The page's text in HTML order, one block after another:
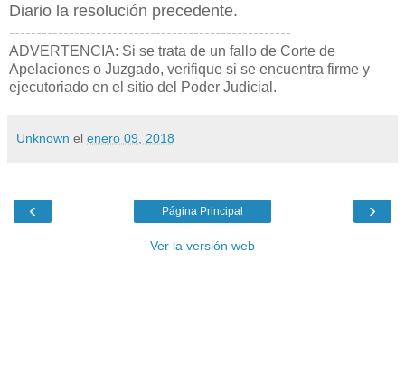
Diario la resolución precedente.
----------------------------------------------------
ADVERTENCIA: Si se trata de un fallo de Corte de
Apelaciones o Juzgado, verifique si se encuentra firme y
ejecutoriado en el sitio del Poder Judicial.
Unknown el enero 09, 2018
‹ ›
Página Principal
Ver la versión web